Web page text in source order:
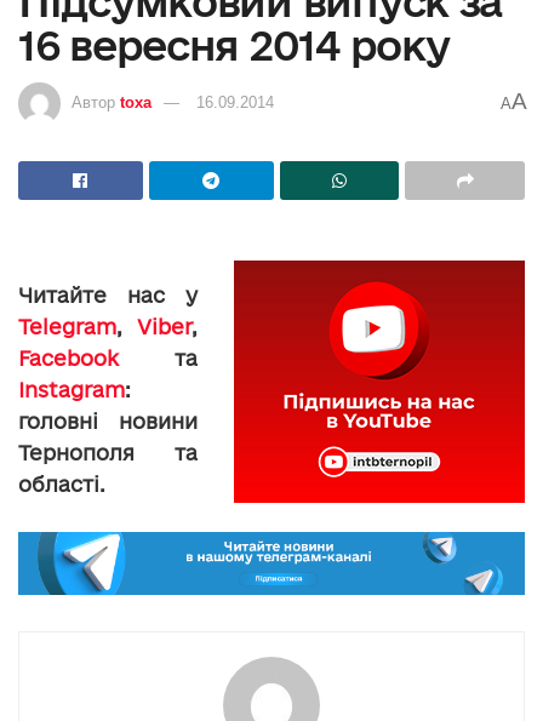
16 вересня 2014 року
Автор toxa 16.09.2014 AA
Читайте нас у
Telegram, Viber,
Facebookта
Instagram:
головні новини
Тернополя та
області.